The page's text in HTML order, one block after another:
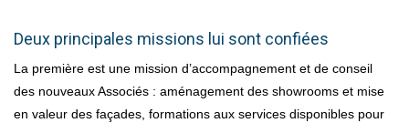
Deux principales missions lui sont confiées
La première est une mission d’accompagnement et de conseil
des nouveaux Associés : aménagement des showrooms et mise
en valeur des façades, formations aux services disponibles pour